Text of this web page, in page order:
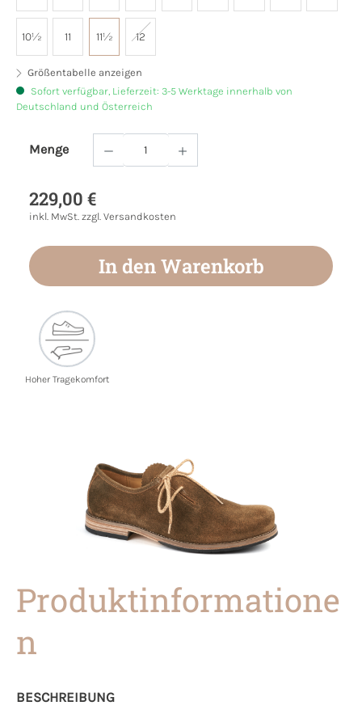
10½ 11 11½ 12
Größentabelle anzeigen
Sofort verfügbar, Lieferzeit: 3-5 Werktage innerhalb von
Deutschland und Österreich
Menge
Produkt Anzahl: Gib den gewünschten
229,00 €
inkl. MwSt. zzgl. Versandkosten
In den Warenkorb
Hoher Tragekomfort
Produktinformatione
n
BESCHREIBUNG